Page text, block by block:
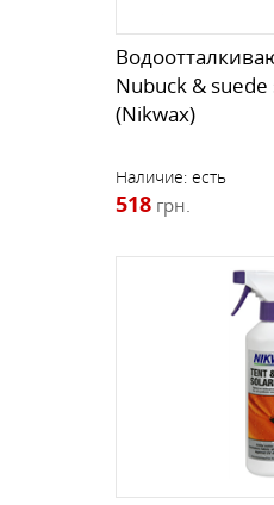
Nubuck &
(Nikwax)
Наличие: есть
518 грн.